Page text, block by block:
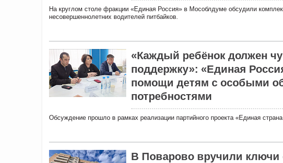
На круглом столе фракции «Единая Россия» в Мособлдуме обсудили
несовершеннолетних водителей питбайков.
«Каждый ребёнок должен
поддержку»: «Единая
помощи детям с особыми
потребностями
Обсуждение прошло в рамках реализации партийного проекта «Единая
В Поварово вручили ключи